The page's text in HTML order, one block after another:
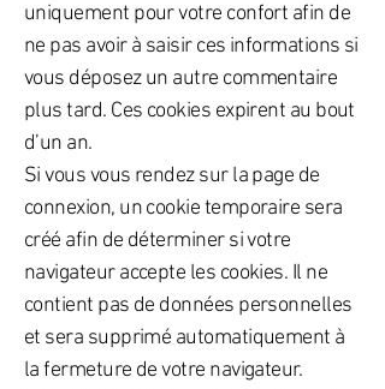
uniquement pour votre confort afin de
ne pas avoir à saisir ces informations si
vous déposez un autre commentaire
plus tard. Ces cookies expirent au bout
d’un an.
Si vous vous rendez sur la page de
connexion, un cookie temporaire sera
créé afin de déterminer si votre
navigateur accepte les cookies. Il ne
contient pas de données personnelles
et sera supprimé automatiquement à
la fermeture de votre navigateur.